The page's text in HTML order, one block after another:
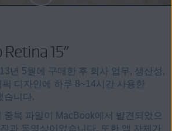
15”
년 5월에 구매한 후 회사 업무, 생산성,
디자인에 하루 8~14시간 사용한
습니다.
중복 파일이 MacBook에서 발견되었으
과 동영상이었습니다. 또한 앱 자체가